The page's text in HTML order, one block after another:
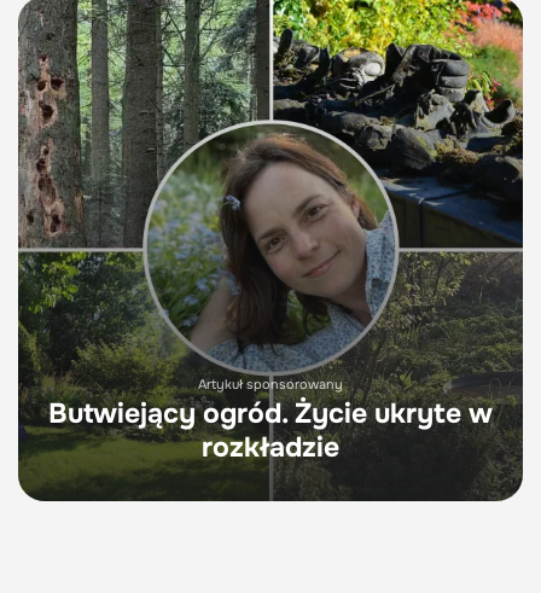
Artykuł sponsorowany
Butwiejący ogród. Życie ukryte w
rozkładzie